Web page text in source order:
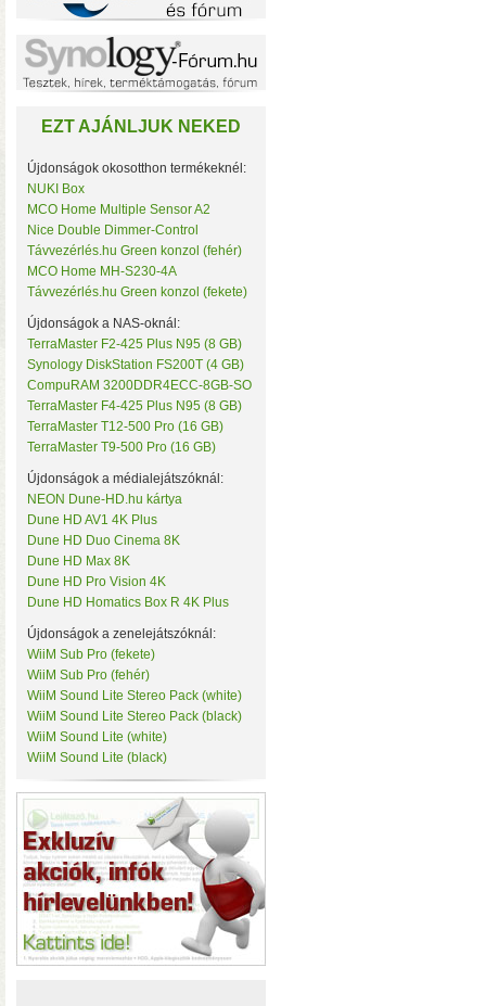
Nice
Noname
NorStone
NorthQ
Omega Optical
OWC
Philio Technology
Poly Control
Popp
Qubino
Remotec
Seagate
Sensative
Shelly
Silicon Labs
Silicon Power
Skydigital
SmartWise
Sonnet
Synology
Targus
Távvezérlés.hu
Tenda
TerraMaster
ThirdReality
TKB Home
Twelve South
Ubiquiti
UPS Power
Vision Security
WD
WiiM
Y-Cam
Z-Wave.Me
Zipato
EZT AJÁNLJUK NEKED
Újdonságok okosotthon termékeknél:
NUKI Box
MCO Home Multiple Sensor A2
Nice Double Dimmer-Control
Távvezérlés.hu Green konzol (fehér)
MCO Home MH-S230-4A
Távvezérlés.hu Green konzol (fekete)
Újdonságok a NAS-oknál:
TerraMaster F2-425 Plus N95 (8 GB)
Synology DiskStation FS200T (4 GB)
CompuRAM 3200DDR4ECC-8GB-SO
TerraMaster F4-425 Plus N95 (8 GB)
TerraMaster T12-500 Pro (16 GB)
TerraMaster T9-500 Pro (16 GB)
Újdonságok a médialejátszóknál:
NEON Dune-HD.hu kártya
Dune HD AV1 4K Plus
Dune HD Duo Cinema 8K
Dune HD Max 8K
Dune HD Pro Vision 4K
Dune HD Homatics Box R 4K Plus
Újdonságok a zenelejátszóknál:
WiiM Sub Pro (fekete)
WiiM Sub Pro (fehér)
WiiM Sound Lite Stereo Pack (white)
WiiM Sound Lite Stereo Pack (black)
WiiM Sound Lite (white)
WiiM Sound Lite (black)